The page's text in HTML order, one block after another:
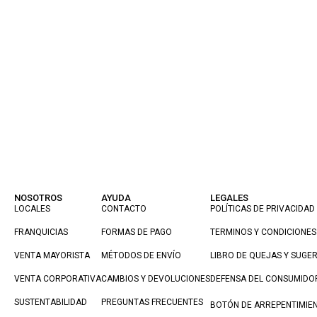
NOSOTROS
LOCALES
FRANQUICIAS
VENTA MAYORISTA
VENTA CORPORATIVA
SUSTENTABILIDAD
AYUDA
CONTACTO
FORMAS DE PAGO
MÉTODOS DE ENVÍO
CAMBIOS Y DEVOLUCIONES
PREGUNTAS FRECUENTES
LEGALES
POLÍTICAS DE PRIVACIDAD
TERMINOS Y CONDICIONES
LIBRO DE QUEJAS Y
DEFENSA DEL
BOTÓN DE